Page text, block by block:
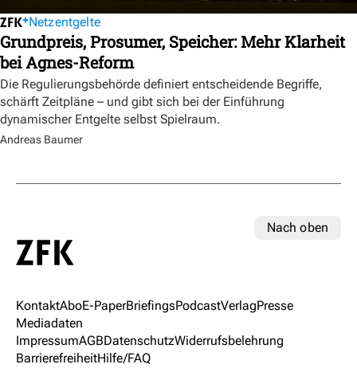
Netzentgelte
Grundpreis, Prosumer, Speicher: Mehr Klarheit
bei Agnes-Reform
Die Regulierungsbehörde definiert entscheidende Begriffe,
schärft Zeitpläne – und gibt sich bei der Einführung
dynamischer Entgelte selbst Spielraum.
Andreas Baumer
Nach oben
KontaktAboE-PaperBriefingsPodcastVerlagPresse
Mediadaten
ImpressumAGBDatenschutzWiderrufsbelehrung
BarrierefreiheitHilfe/FAQ